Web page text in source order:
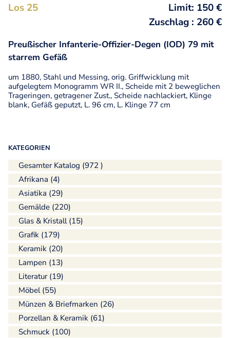
KATEGORIEN
Gesamter Katalog (972 )
Afrikana (4)
Asiatika (29)
Gemälde (220)
Glas & Kristall (15)
Grafik (179)
Keramik (20)
Lampen (13)
Literatur (19)
Möbel (55)
Münzen & Briefmarken (26)
Porzellan & Keramik (61)
Schmuck (100)
Los 25
Limit: 150 €
Zuschlag : 260 €
Preußischer Infanterie-Offizier-Degen (IOD) 79 mit
starrem Gefäß
um 1880, Stahl und Messing, orig. Griffwicklung mit
aufgelegtem Monogramm WR II., Scheide mit 2 beweglichen
Trageringen, getragener Zust., Scheide nachlackiert, Klinge
blank, Gefäß geputzt, L. 96 cm, L. Klinge 77 cm